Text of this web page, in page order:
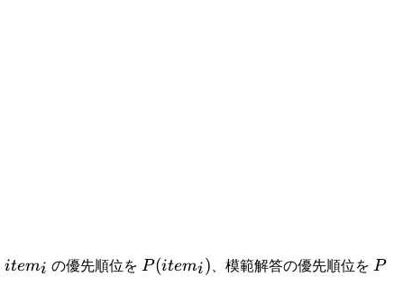
item_i
itemi の優先順位を P(item_i)
P(itemi) 、模範解答の優先順位を P